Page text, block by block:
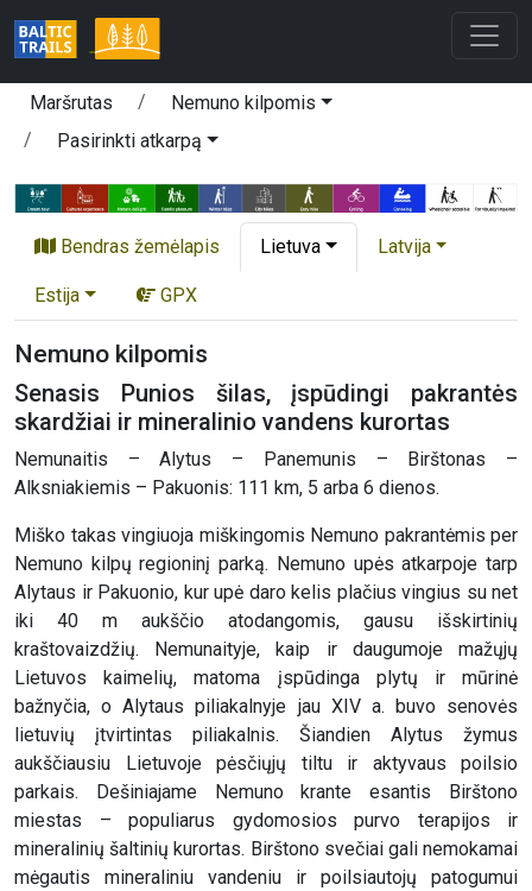
Maršrutas
Nemuno kilpomis
Pasirinkti atkarpą
Bendras žemėlapis Lietuva Latvija
Estija GPX
Nemuno kilpomis
Senasis Punios šilas, įspūdingi pakrantės
skardžiai ir mineralinio vandens kurortas
Nemunaitis – Alytus – Panemunis – Birštonas –
Alksniakiemis – Pakuonis: 111 km, 5 arba 6 dienos.
Miško takas vingiuoja miškingomis Nemuno pakrantėmis per
Nemuno kilpų regioninį parką. Nemuno upės atkarpoje tarp
Alytaus ir Pakuonio, kur upė daro kelis plačius vingius su net
iki 40 m aukščio atodangomis, gausu išskirtinių
kraštovaizdžių. Nemunaityje, kaip ir daugumoje mažųjų
Lietuvos kaimelių, matoma įspūdinga plytų ir mūrinė
bažnyčia, o Alytaus piliakalnyje jau XIV a. buvo senovės
lietuvių įtvirtintas piliakalnis. Šiandien Alytus žymus
aukščiausiu Lietuvoje pėsčiųjų tiltu ir aktyvaus poilsio
parkais. Dešiniajame Nemuno krante esantis Birštono
miestas – populiarus gydomosios purvo terapijos ir
mineralinių šaltinių kurortas. Birštono svečiai gali nemokamai
mėgautis mineraliniu vandeniu ir poilsiautojų patogumui